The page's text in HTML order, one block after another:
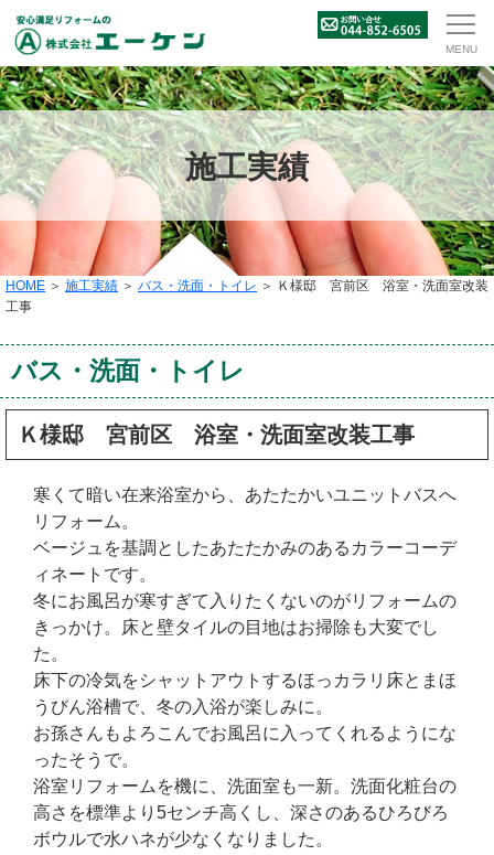
施工実績
HOME ＞ 施工実績 ＞ バス・洗面・トイレ ＞ Ｋ様邸 宮前区 浴室・洗面室改装
工事
バス・洗面・トイレ
Ｋ様邸 宮前区 浴室・洗面室改装工事
寒くて暗い在来浴室から、あたたかいユニットバスへ
リフォーム。
ベージュを基調としたあたたかみのあるカラーコーデ
ィネートです。
冬にお風呂が寒すぎて入りたくないのがリフォームの
きっかけ。床と壁タイルの目地はお掃除も大変でし
た。
床下の冷気をシャットアウトするほっカラリ床とまほ
うびん浴槽で、冬の入浴が楽しみに。
お孫さんもよろこんでお風呂に入ってくれるようにな
ったそうで。
浴室リフォームを機に、洗面室も一新。洗面化粧台の
高さを標準より5センチ高くし、深さのあるひろびろ
ボウルで水ハネが少なくなりました。